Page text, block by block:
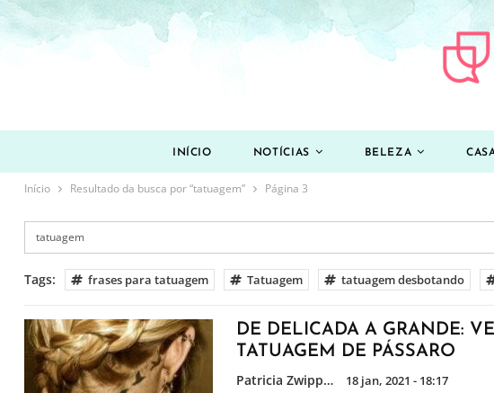
INÍCIO NOTÍCIAS BELEZA
Início Resultado da busca por “tatuagem” Página 3
Tags: frases para tatuagem Tatuagem tatuagem desbotando
DE DELICADA A GRANDE:
TATUAGEM DE PÁSSARO
Patricia Zwipp 18 jan, 2021 - 18:17